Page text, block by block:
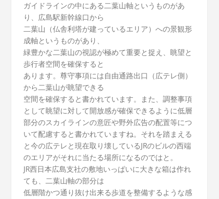
ガイドラインの中にある二葉山軸というものがあ
り、広島駅新幹線口から
二葉山（仏舎利塔が建っているエリア）への景観形
成軸というものがあり、
緑豊かな二葉山の視認が極めて重要と捉え、眺望と
歩行者空間を確保すると
あります。尊守事項には自由通路出口（広テレ側）
から二葉山が眺望できる
空間を確保すると書かれています。また、調整事項
として眺望に対して開放感が確保できるように低層
部分のスカイラインの意匠や野外広告の配置等につ
いて配慮すると書かれていますね。それを踏まえる
と今の広テレと現在取り壊しているJRのビルの西端
のエリアがそれに当たる場所になるのではと。
JR西日本広島支社の敷地いっぱいに大きな箱は作れ
ても、二葉山軸の部分は
低層階かつ通り抜け出来る歩道を整備するような感